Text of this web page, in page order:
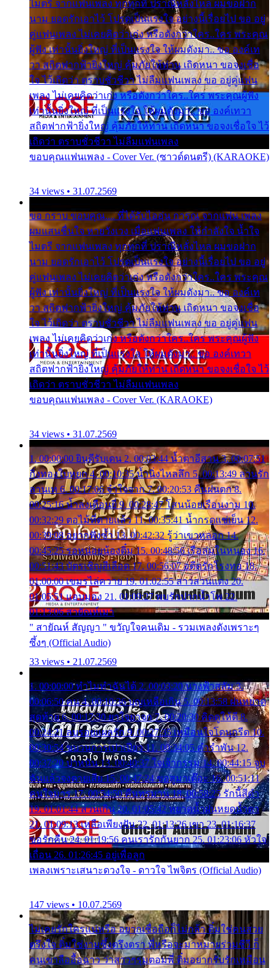
ไมตรี จากแฟนเพลง ทุกทุกที่ ปราณีหลั่งไหล ผมขอฝาก
นาม ยอดรักเอาไว้ โปรดเป็นแรงใจ อย่างนี้เรื่อยไป ขอ อยู่
คู่แฟนเพลง ไม่เคยคิดว่าเก่ง หรือดังกว่าใคร..ใคร พระคุณ
ผู้ฟัง เท่านั้นยิ่งใหญ่ ที่เป็นแรงใจ ให้ผมดังมา.. ขอ องค์เท
วา สถิตฟากฟ้ายิ่งใหญ่ คุ้มภัยให้ท่าน เถิดหนา ขอจงเชื่อ
ใจ ไว้เถิดว่า ตราบชั่วชีวา ไม่ลืมแฟนเพลง ขอ อยู่คู่แฟน
เพลง ไม่เคยคิดว่าเก่ง หรือดังกว่าใคร..ใคร พระคุณผู้ฟัง
เท่านั้นยิ่งใหญ่ ที่เป็นแรงใจ ให้ผมดังมา.. ขอ องค์เทวา
สถิตฟากฟ้ายิ่งใหญ่ คุ้มภัยให้ท่าน เถิดหนา ขอจงเชื่อใจ ไว้
เถิดว่า ตราบชั่วชีวา ไม่ลืมแฟนเพลง
ขอบคุณแฟนเพลง - Cover Ver. (ซาวด์ดนตรี) (KARAOKE)
34 views • 31.07.2569
ขอ กราบ ขอบคุณ.... ที่ได้รับไออุ่น การุณ จากแฟน เพลง
ผมแสนชื่นใจ หายวังเวง เมื่อแฟนเพลง ให้กำลังใจ น้ำใจ
ไมตรี จากแฟนเพลง ทุกทุกที่ ปราณีหลั่งไหล ผมขอฝาก
นาม ยอดรักเอาไว้ โปรดเป็นแรงใจ อย่างนี้เรื่อยไป ขอ อยู่
คู่แฟนเพลง ไม่เคยคิดว่าเก่ง หรือดังกว่าใคร..ใคร พระคุณ
ผู้ฟัง เท่านั้นยิ่งใหญ่ ที่เป็นแรงใจ ให้ผมดังมา.. ขอ องค์เท
วา สถิตฟากฟ้ายิ่งใหญ่ คุ้มภัยให้ท่าน เถิดหนา ขอจงเชื่อ
ใจ ไว้เถิดว่า ตราบชั่วชีวา ไม่ลืมแฟนเพลง ขอ อยู่คู่แฟน
เพลง ไม่เคยคิดว่าเก่ง หรือดังกว่าใคร..ใคร พระคุณผู้ฟัง
เท่านั้นยิ่งใหญ่ ที่เป็นแรงใจ ให้ผมดังมา.. ขอ องค์เทวา
สถิตฟากฟ้ายิ่งใหญ่ คุ้มภัยให้ท่าน เถิดหนา ขอจงเชื่อใจ ไว้
เถิดว่า ตราบชั่วชีวา ไม่ลืมแฟนเพลง
ขอบคุณแฟนเพลง - Cover Ver. (KARAOKE)
34 views • 31.07.2569
1. 00:00:00 ยินดีรับเดน 2. 00:03:44 น้ำตาอีสาน 3. 00:07:51
กิ่งทองใบหยก 4. 00:10:35 น้ำนิ่งไหลลึก 5. 00:13:49 ลานรัก
ลานเท 6. 00:17:06 จำใจจาก 7. 00:20:53 คืนฝนตก 8.
00:25:16 น้ำลงเดือนยี่ 9. 00:28:47 โสนน้อยเรือนงาม 10.
00:32:29 ตอไม้ที่ตายแล้ว 11. 00:35:41 น้ำกรดแช่เย็น 12.
00:39:08 อยากฟังซ้ำ 13. 00:42:32 รู้ว่าเขาหลอก 14.
00:45:25 รอหน่อยน้องติ๋ม 15. 00:48:56 เรือล่มในหนอง 16.
00:51:43 บัตรเชิญสีเลือด 17. 00:56:07 อดีตรักโรงทอ 18.
01:00:00 เขมรไล่ควาย 19. 01:02:55 สาวสวนแตง 20.
01:05:51 แอบมอง 21. 01:09:27 พบรักปากน้ำโพ 22.
01:13:06 สายัณห์เมา
" สายัณห์ สัญญา " ขวัญใจคนเดิม - รวมเพลงดังเพราะๆ
ซึ้งๆ (Official Audio)
33 views • 21.07.2569
1. 00:00:00 ทำไมทำฉันได้ 2. 00:03:20 นางฟ้าสลัม 3.
00:06:50 คน 4. 00:10:36 บุญเหลือเกิน 5. 00:13:58 ฝนหยาด
สุดท้าย 6. 00:17:30 ยาใจยาจก 7. 00:20:30 คิดดูให้ดี 8.
00:24:21 ลบรอยแผลรัก 9. 00:27:35 เหมือนใจโดนกรีด 10.
00:30:54 ขบวนการเปาเปียว 11. 00:34:05 คำรำพัน 12.
00:37:20 ปาหนัน 13. 00:40:37 ใจเจ้ากรรม 14. 00:44:15 จูบ
ฉันแล้วจงตายเสีย 15. 00:47:24 ขอสูมาเต๊อะ 16. 00:51:11
คนใจมาร 17. 00:54:50 คืนทรมาน 18. 00:58:25 รักนี้สีดำ
19. 01:01:44 ส่วนเกิน 20. 01:05:42 หยาดน้ำฝนหยดน้ำตา
21. 01:09:13 เหลือเพียงฝัน 22. 01:13:26 เขา 23. 01:16:37
ขอรักคืน 24. 01:19:56 คนเรารักกันยาก 25. 01:23:06 หัวใจ
เถื่อน 26. 01:26:45 อยู่เพื่อลูก
เพลงเพราะเสนาะดวงใจ - ดาวใจ ไพจิตร (Official Audio)
147 views • 10.07.2569
ไม่เคยรักใครแน่หรือ อยากเชื่อถือก็ไม่กล้า ติ๋มใช่คนสวย
ตรึงใจ ติ๋มใช่งามซึ้งตรึงตรา พี่หรือจะมาหมายร่วมชีวี ก็
คนเขาลืออื้อฉาว ว่าสาวๆรุมตอมพี่ ติ๋มอยากรับรักเหมือน